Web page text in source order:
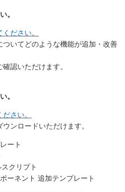
。
ださい。
ついてどのような機能が追加・改善
確認いただけます。
。
さい。
ンロードいただけます。
ート
クリプト
ーネント 追加テンプレート